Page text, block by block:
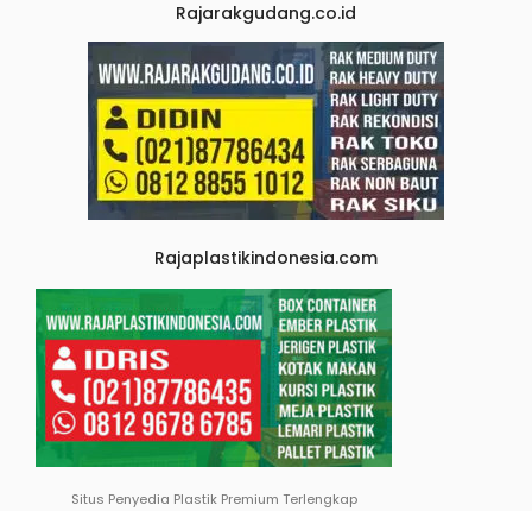
Rajarakgudang.co.id
Rajaplastikindonesia.com
Situs Penyedia Plastik Premium Terlengkap